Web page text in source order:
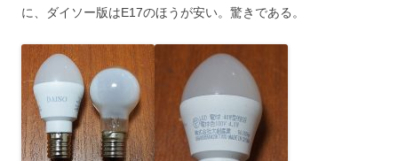
に、ダイソー版はE17のほうが安い。驚きである。